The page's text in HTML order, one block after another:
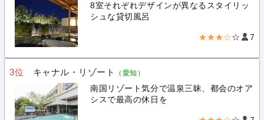
8室それぞれデザインが異なるスタイリッ
シュな貸切風呂
★★★☆☆ 7
3位 キャナル・リゾート （愛知）
南国リゾート気分で温泉三昧、都会のオア
シスで最高の休日を